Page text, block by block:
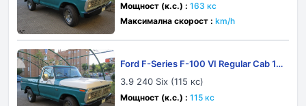
Мощност (к.с.) : 163 кс
Максимална скорост : km/h
Ford F-Series F-100 VI Regular Cab 19
73
3.9 240 Six (115 кс)
Мощност (к.с.) : 115 кс